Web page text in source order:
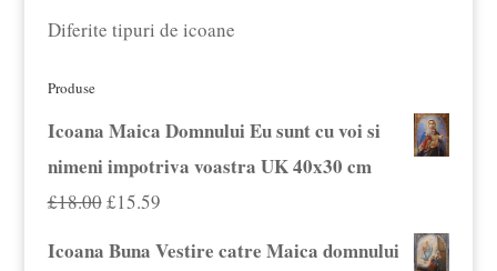
Diferite tipuri de icoane
Produse
Icoana Maica Domnului Eu sunt cu voi si
nimeni impotriva voastra UK 40x30 cm
£18.00Prețul
£15.59Prețul
Icoana Buna Vestire catre Maica domnului